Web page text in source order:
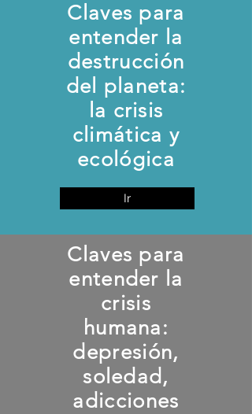
Claves para
entender la
destrucción
del planeta:
la crisis
climática y
ecológica
Ir
Claves para
entender la
crisis
humana:
depresión,
soledad,
adicciones